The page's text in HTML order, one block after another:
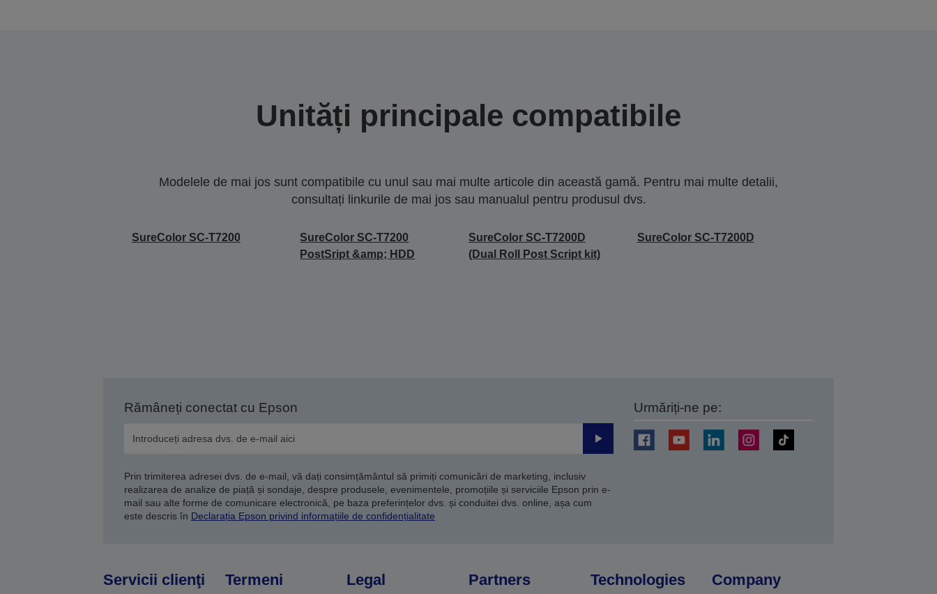
Unități principale compatibile
Modelele de mai jos sunt compatibile cu unul sau mai multe articole din această gamă. Pentru mai multe detalii,
consultați linkurile de mai jos sau manualul pentru produsul dvs.
SureColor SC-T7200
SureColor SC-T7200
PostSript &amp; HDD
SureColor SC-T7200D
(Dual Roll Post Script kit)
SureColor SC-T7200D
Rămâneți conectat cu Epson
Trimiteți
Prin trimiterea adresei dvs. de e-mail, vă dați consimțământul să primiți comunicări de marketing, inclusiv
realizarea de analize de piață și sondaje, despre produsele, evenimentele, promoțiile și serviciile Epson prin e-
mail sau alte forme de comunicare electronică, pe baza preferințelor dvs. și conduitei dvs. online, așa cum
este descris în Declarația Epson privind informațiile de confidențialitate
Urmăriți-ne pe:
Servicii clienţi Termeni Legal Partners Technologies Company